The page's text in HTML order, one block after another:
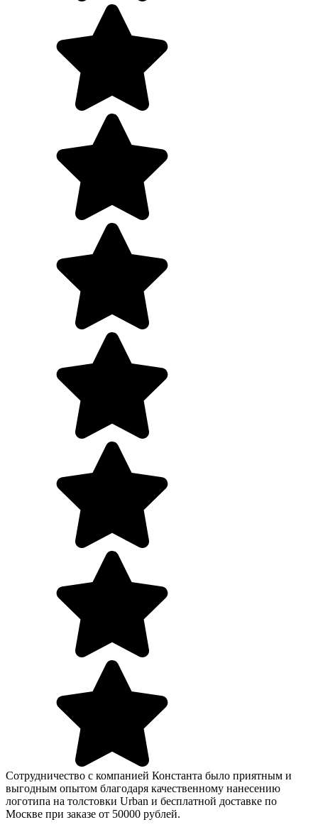
Сотрудничество с компанией Константа было приятным и
выгодным опытом благодаря качественному нанесению
логотипа на толстовки Urban и бесплатной доставке по
Москве при заказе от 50000 рублей.